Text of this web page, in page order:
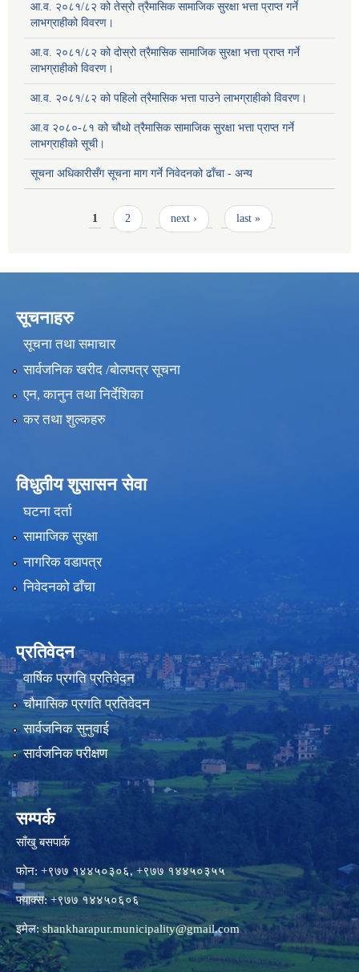
आ.व. २०८१/८२ को तेस्रो त्रैमासिक सामाजिक सुरक्षा भत्ता प्राप्त गर्ने
लाभग्राहीको विवरण।
आ.व. २०८१/८२ को दोस्रो त्रैमासिक सामाजिक सुरक्षा भत्ता प्राप्त गर्ने
लाभग्राहीको विवरण।
आ.व. २०८१/८२ को पहिलो त्रैमासिक भत्ता पाउने लाभग्राहीको विवरण।
आ.व २०८०-८१ को चौथो त्रैमासिक सामाजिक सुरक्षा भत्ता प्राप्त गर्ने
लाभग्राहीको सूची।
सूचना अधिकारीसँग सूचना माग गर्ने निवेदनको ढाँचा - अन्य
1 2 next › last »
सूचनाहरु
सूचना तथा समाचार
सार्वजनिक खरीद /बोलपत्र सूचना
एन, कानुन तथा निर्देशिका
कर तथा शुल्कहरु
विधुतीय शुसासन सेवा
घटना दर्ता
सामाजिक सुरक्षा
नागरिक वडापत्र
निवेदनको ढाँचा
प्रतिवेदन
वार्षिक प्रगति प्रतिवेदन
चौमासिक प्रगति प्रतिवेदन
सार्वजनिक सुनुवाई
सार्वजनिक परीक्षण
सम्पर्क
साँखु बसपार्क
फोन: +९७७ १४४५०३०६, +९७७ १४४५०३५५
फ्याक्स: +९७७ १४४५०६०६
इमेल:shankharapur.municipality@gmail.com